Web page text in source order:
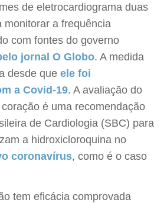
de eletrocardiograma duas
monitorar a frequência
com fontes do governo
jornal O Globo. A medida
desde que ele foi
a Covid-19. A avaliação do
é uma recomendação
de Cardiologia (SBC) para
a hidroxicloroquina no
coronavírus, como é o caso
tem eficácia comprovada